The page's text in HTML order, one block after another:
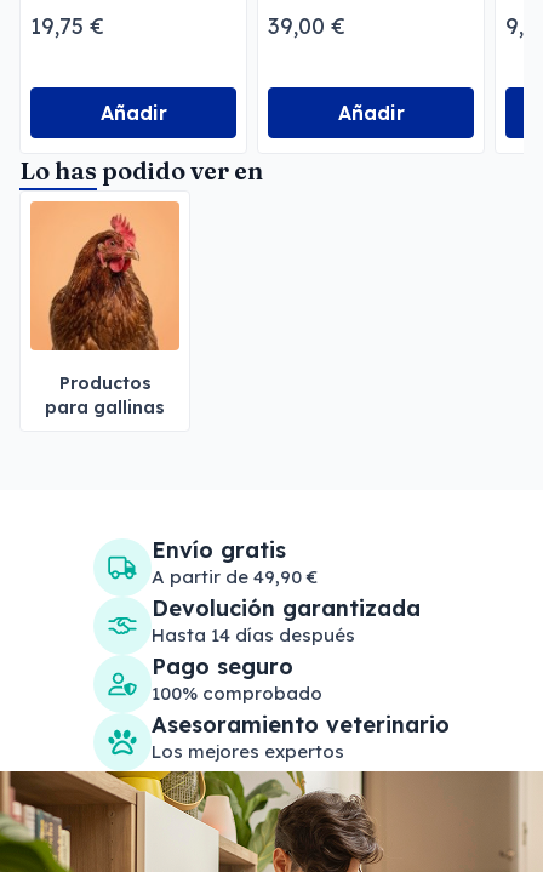
19,75 €
Añadir
39,00 €
Añadir
Lo has podido ver en
Productos
para gallinas
Envío gratis
A partir de 49,90 €
Devolución garantizada
Hasta 14 días después
Pago seguro
100% comprobado
Asesoramiento veterinario
Los mejores expertos